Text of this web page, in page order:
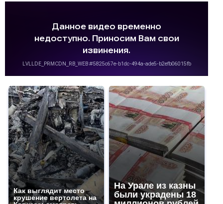
Как выглядит место
крушение вертолета на
На Урале из казны
были украдены 18